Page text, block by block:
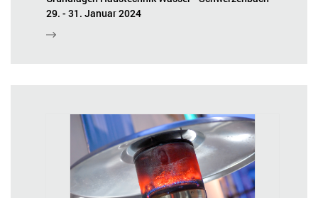
29. - 31. Januar 2024